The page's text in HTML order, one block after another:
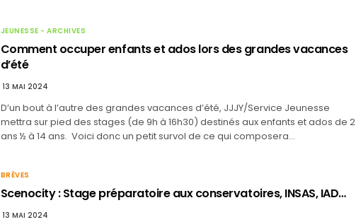
JEUNESSE - ARCHIVES
Comment occuper enfants et ados lors des grandes vacances
d’été
13 MAI 2024
D’un bout à l’autre des grandes vacances d’été, JJJY/Service Jeunesse
mettra sur pied des stages (de 9h à 16h30) destinés aux enfants et ados de 2
ans ½ à 14 ans. Voici donc un petit survol de ce qui composera…
BRÈVES
Scenocity : Stage préparatoire aux conservatoires, INSAS, IAD…
13 MAI 2024